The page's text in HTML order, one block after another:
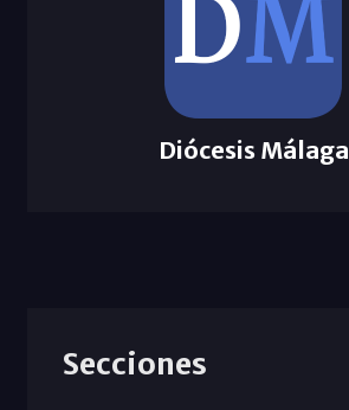
Diócesis Málaga
Secciones